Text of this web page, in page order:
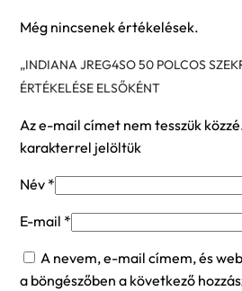
Még nincsenek értékelések.
„INDIANA JREG4SO 50 POLCOS
ÉRTÉKELÉSE ELSŐKÉNT
Az e-mail címet nem tesszük
karakterrel jelöltük
Név *
E-mail *
A nevem, e-mail címem, és
a böngészőben a következő